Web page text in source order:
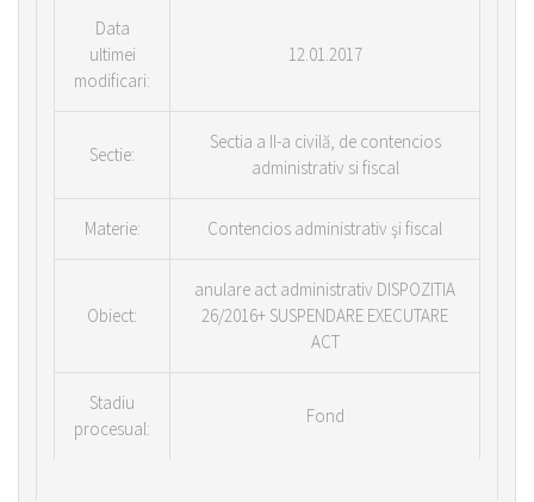
Data
ultimei
modificari:
12.01.2017
Sectie:
Sectia a II-a civilă, de contencios
administrativ si fiscal
Materie: Contencios administrativ şi fiscal
Obiect:
anulare act administrativ DISPOZITIA
26/2016+ SUSPENDARE EXECUTARE
ACT
Stadiu
procesual:
Fond